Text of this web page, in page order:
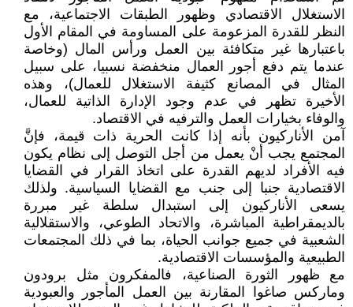
الاستغلال الاقتصادي وظهور الطبقات الاجتماعية، مع
النظر للقدرة المزعومة على المساومة في المقام الأول
باعتبارها غير متكافئة بين العمل ورأس المال (وخاصة
عندما يتم دفع أجور العمال منخفضة نسبيا، على سبيل
المثال في المصانع كثيفة الاستغلال للعمال)، وهذه
الأخيرة تظهر في عدم وجود الإدارة الذاتية للعمال،
والوفاء بخيارات العمل والترفيه في الاقتصاد.
آمن الأناركيون بأنه إذا كانت الحرية ذات قيمة، فإنَّ
المجتمع يجب أنْ يعمل من أجل التوصل إلى نظام يكون
فيه الأفراد لديهم القدرة على اتخاذ القرار في القضايا
الاقتصادية جنبا إلى جنب مع القضايا السياسية. ولذلك
يسعى الأناركيون إلى استبدال سلطة غير مبررة
بالديمقراطية المباشرة، والاتحاد الطوعي، والاستقلالية
الشعبية في جميع جوانب الحياة، بما في ذلك المجتمعات
الطبيعية والمؤسسات الاقتصادية.
مع ظهور الثورة الصناعية، فالمفكرون مثل برودون
وماركس صاغوا المقارنة بين العمل المأجور والعبودية